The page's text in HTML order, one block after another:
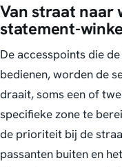
Van straat naar
statement-
De accesspoints die
bedienen, worden de
draait, soms een of
specifieke zone te
de prioriteit bij de
passanten buiten en